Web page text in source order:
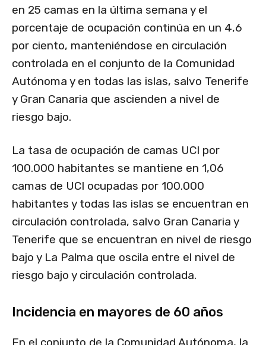
en 25 camas en la última semana y el
porcentaje de ocupación continúa en un 4,6
por ciento, manteniéndose en circulación
controlada en el conjunto de la Comunidad
Autónoma y en todas las islas, salvo Tenerife
y Gran Canaria que ascienden a nivel de
riesgo bajo.
La tasa de ocupación de camas UCI por
100.000 habitantes se mantiene en 1,06
camas de UCI ocupadas por 100.000
habitantes y todas las islas se encuentran en
circulación controlada, salvo Gran Canaria y
Tenerife que se encuentran en nivel de riesgo
bajo y La Palma que oscila entre el nivel de
riesgo bajo y circulación controlada.
Incidencia en mayores de 60 años